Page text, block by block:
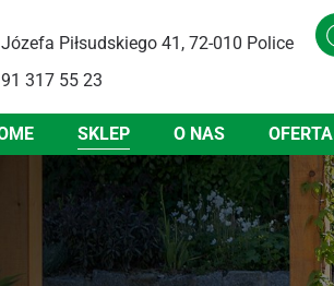
Józefa Piłsudskiego 41, 72-010 Police
91 317 55 23
SKLEP O NAS OFERTA